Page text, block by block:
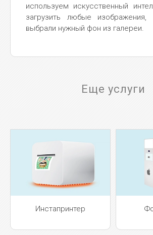
используем искусственный
загрузить любые изображения,
выбрали нужный фон из галереи.
Еще услуги
Инстапринтер